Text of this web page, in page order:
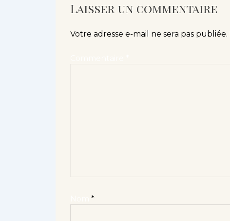
Laisser un commentaire
Votre adresse e-mail ne sera pas publiée.
*